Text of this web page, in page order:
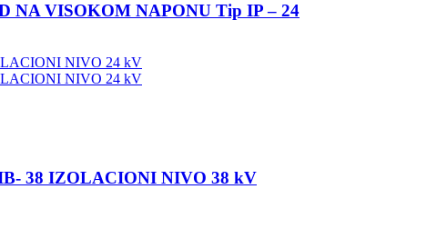
VISOKOM NAPONU Tip IP – 24
38 IZOLACIONI NIVO 38 kV